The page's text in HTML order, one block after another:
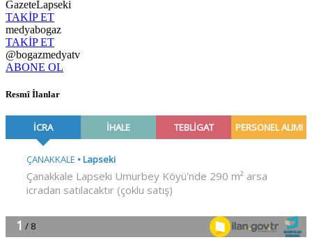
GazeteLapseki
TAKİP ET
medyabogaz
TAKİP ET
@bogazmedyatv
ABONE OL
Resmî İlanlar